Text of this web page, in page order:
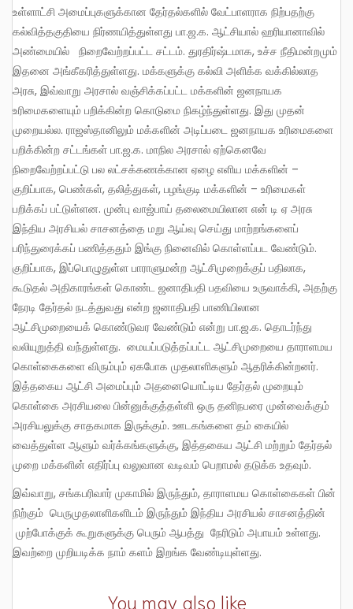
உள்ளாட்சி அமைப்புகளுக்கான தேர்தல்களில் வேட்பாளராக நிற்பதற்கு
கல்வித்தகுதியை நிர்ணயித்துள்ளது பா.ஜ.க. ஆட்சியால் ஹரியானாவில்
அண்மையில் நிறைவேற்றப்பட்ட சட்டம். துரதிர்ஷ்டமாக, உச்ச நீதிமன்றமும்
இதனை அங்கீகரித்துள்ளது. மக்களுக்கு கல்வி அளிக்க வக்கில்லாத
அரசு, இவ்வாறு அரசால் வஞ்சிக்கப்பட்ட மக்களின் ஜனநாயக
உரிமைகளையும் பறிக்கின்ற கொடுமை நிகழ்ந்துள்ளது. இது முதன்
முறையல்ல. ராஜஸ்தானிலும் மக்களின் அடிப்படை ஜனநாயக உரிமைகளை
பறிக்கின்ற சட்டங்கள் பா.ஜ.க. மாநில அரசால் ஏற்கெனவே
நிறைவேற்றப்பட்டு பல லட்சக்கணக்கான ஏழை எளிய மக்களின் –
குறிப்பாக, பெண்கள், தலித்துகள், பழங்குடி மக்களின் – உரிமைகள்
பறிக்கப் பட்டுள்ளன. முன்பு வாஜ்பாய் தலைமையிலான என் டி ஏ அரசு
இந்திய அரசியல் சாசனத்தை மறு ஆய்வு செய்து மாற்றங்களைப்
பரிந்துரைக்கப் பணித்ததும் இங்கு நினைவில் கொள்ளப்பட வேண்டும்.
குறிப்பாக, இப்பொழுதுள்ள பாராளுமன்ற ஆட்சிமுறைக்குப் பதிலாக,
கூடுதல் அதிகாரங்கள் கொண்ட ஜனாதிபதி பதவியை உருவாக்கி, அதற்கு
நேரடி தேர்தல் நடத்துவது என்ற ஜனாதிபதி பாணியிலான
ஆட்சிமுறையைக் கொண்டுவர வேண்டும் என்று பா.ஜ.க. தொடர்ந்து
வலியுறுத்தி வந்துள்ளது. மையப்படுத்தப்பட்ட ஆட்சிமுறையை தாராளமய
கொள்கைகளை விரும்பும் ஏகபோக முதலாளிகளும் ஆதரிக்கின்றனர்.
இத்தகைய ஆட்சி அமைப்பும் அதனையொட்டிய தேர்தல் முறையும்
கொள்கை அரசியலை பின்னுக்குத்தள்ளி ஒரு தனிநபரை முன்வைக்கும்
அரசியலுக்கு சாதகமாக இருக்கும். ஊடகங்களை தம் கையில்
வைத்துள்ள ஆளும் வர்க்கங்களுக்கு, இத்தகைய ஆட்சி மற்றும் தேர்தல்
முறை மக்களின் எதிர்ப்பு வலுவான வடிவம் பெறாமல் தடுக்க உதவும்.
இவ்வாறு, சங்கபரிவார் முகாமில் இருந்தும், தாராளமய கொள்கைகள் பின்
நிற்கும் பெருமுதலாளிகளிடம் இருந்தும் இந்திய அரசியல் சாசனத்தின்
முற்போக்குக் கூறுகளுக்கு பெரும் ஆபத்து நேரிடும் அபாயம் உள்ளது.
இவற்றை முறியடிக்க நாம் களம் இறங்க வேண்டியுள்ளது.
You may also like